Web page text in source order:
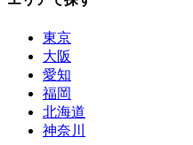
東京
大阪
愛知
福岡
北海道
神奈川